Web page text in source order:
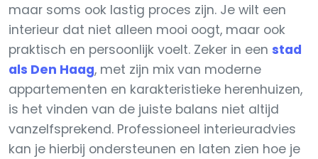
maar soms ook lastig proces zijn. Je wilt een
interieur dat niet alleen mooi oogt, maar ook
praktisch en persoonlijk voelt. Zeker in een stad
als Den Haag, met zijn mix van moderne
appartementen en karakteristieke herenhuizen,
is het vinden van de juiste balans niet altijd
vanzelfsprekend. Professioneel interieuradvies
kan je hierbij ondersteunen en laten zien hoe je